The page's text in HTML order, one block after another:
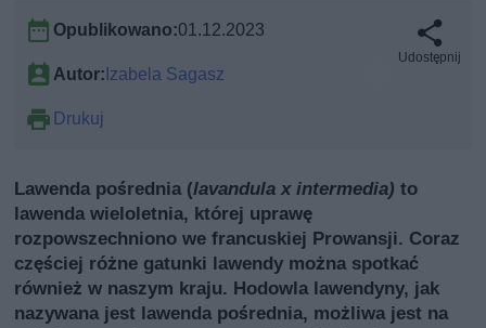
Opublikowano:01.12.2023
Autor: Izabela Sagasz
Drukuj
Udostępnij
Lawenda pośrednia (lavandula x intermedia)to
lawenda wieloletnia, której uprawę
rozpowszechniono we francuskiej Prowansji. Coraz
częściej różne gatunki lawendy można spotkać
również w naszym kraju. Hodowla lawendyny, jak
nazywana jest lawenda pośrednia, możliwa jest na